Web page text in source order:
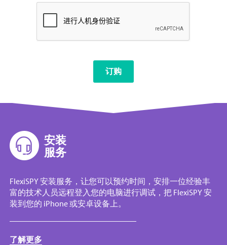
安装
服务
FlexiSPY 安装服务，让您可以预约时间，安排一位经验丰
富的技术人员远程登入您的电脑进行调试，把 FlexiSPY 安
装到您的 iPhone 或安卓设备上。
了解更多